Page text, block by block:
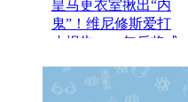
皇马更衣室揪出“内
鬼”！维尼修斯爱打
小报告，一年后将成